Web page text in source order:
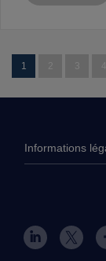
1 2 3
Informations